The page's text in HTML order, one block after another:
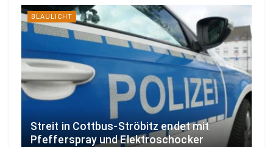
BLAULICHT
Streit in Cottbus-Ströbitz endet mit
Pfefferspray und Elektroschocker